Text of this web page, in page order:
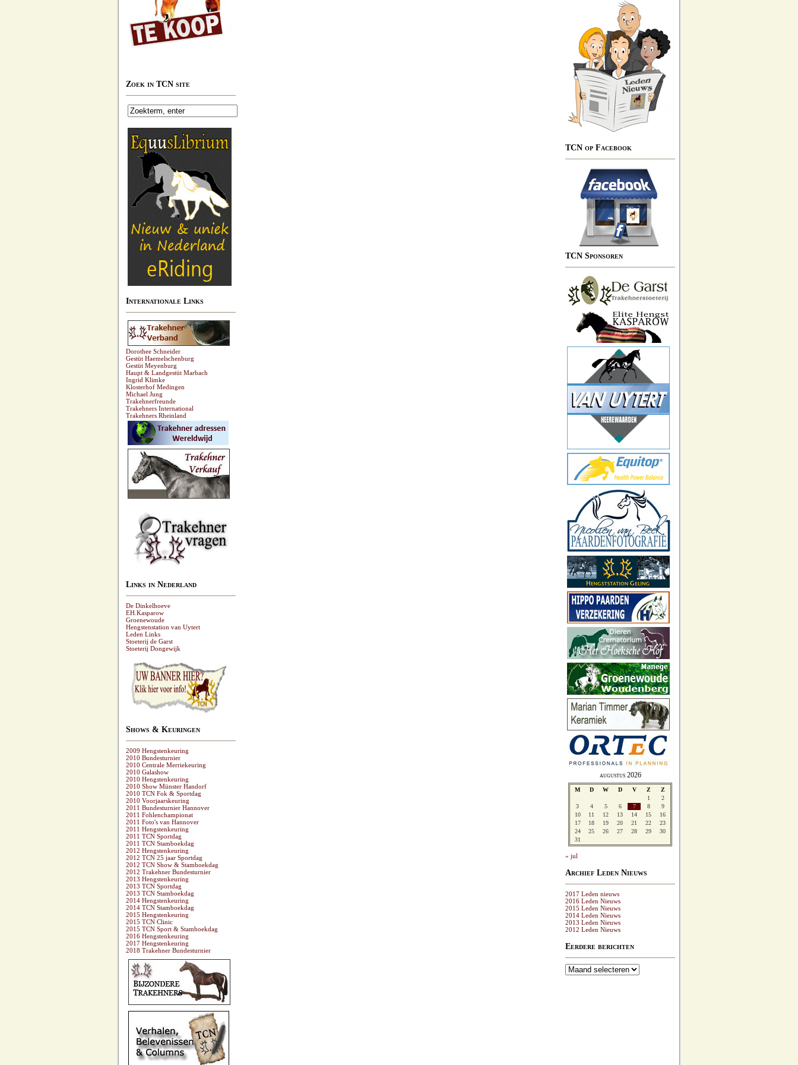
Zoek in TCN site
Internationale Links
Dorothee Schneider
Gestüt Haemelschenburg
Gestüt Meyenburg
Haupt & Landgestüt Marbach
Ingrid Klimke
Klosterhof Medingen
Michael Jung
Trakehnerfreunde
Trakehners International
Trakehners Rheinland
Links in Nederland
De Dinkelhoeve
EH.Kasparow
Groenewoude
Hengstenstation van Uytert
Leden Links
Stoeterij de Garst
Stoeterij Dongewijk
Shows & Keuringen
2009 Hengstenkeuring
2010 Bundesturnier
2010 Centrale Merriekeuring
2010 Galashow
2010 Hengstenkeuring
2010 Show Münster Handorf
2010 TCN Fok & Sportdag
2010 Voorjaarskeuring
2011 Bundesturnier Hannover
2011 Fohlenchampionat
2011 Foto's van Hannover
2011 Hengstenkeuring
2011 TCN Sportdag
2011 TCN Stamboekdag
2012 Hengstenkeuring
2012 TCN 25 jaar Sportdag
2012 TCN Show & Stamboekdag
2012 Trakehner Bundesturnier
2013 Hengstenkeuring
2013 TCN Sportdag
2013 TCN Stamboekdag
2014 Hengstenkeuring
2014 TCN Stamboekdag
2015 Hengstenkeuring
2015 TCN Clinic
2015 TCN Sport & Stamboekdag
2016 Hengstenkeuring
2017 Hengstenkeuring
2018 Trakehner Bundesturnier
TCN op Facebook
TCN Sponsoren
augustus 2026
M D W D V Z
Z
1
2
3
4 5 6 7 8
9
10
11 12 13 14 15
16
17
18 19 20 21 22
23
24
25 26 27 28 29
30
31
« jul
Archief Leden Nieuws
2017 Leden nieuws
2016 Leden Nieuws
2015 Leden Nieuws
2014 Leden Nieuws
2013 Leden Nieuws
2012 Leden Nieuws
Eerdere berichten
Eerdere
berichten